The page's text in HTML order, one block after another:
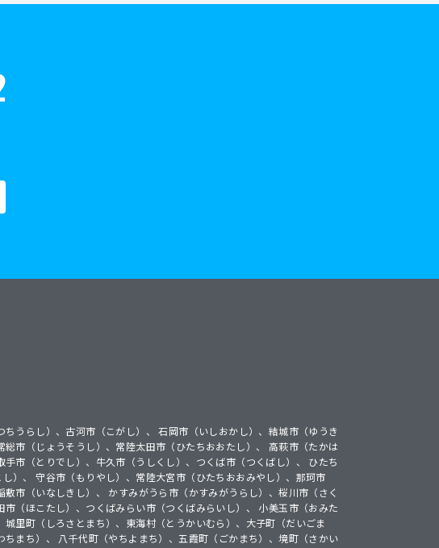
うらし）、古河市（こがし）、 石岡市（いしおかし）、結城市（ゆうき
市（じょうそうし）、常陸太田市（ひたちおおたし）、 高萩市（たかは
市（とりでし）、牛久市（うしくし）、つくば市（つくばし）、 ひたち
）、 守谷市（もりやし）、常陸大宮市（ひたちおおみやし）、那珂市
市（いなしきし）、 かすみがうら市（かすみがうらし）、桜川市（さく
（ほこたし）、つくばみらい市（つくばみらいし）、 小美玉市（おみた
里町（しろさとまち）、東海村（とうかいむら）、大子町（だいごま
まち）、 八千代町（やちよまち）、五霞町（ごかまち）、境町（さかい